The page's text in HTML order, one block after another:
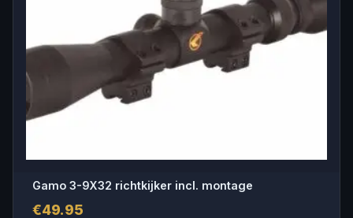
Gamo 3-9X32 richtkijker incl. montage
€49.95